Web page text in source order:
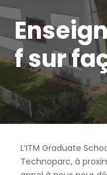
f sur
L’ITM Graduate
Technoparc, à